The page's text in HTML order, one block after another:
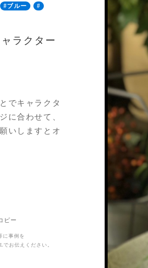
#ブルー
#
ラクター
でキャラクタ
に合わせて、
いしますとオ
お花を通じて
ピー
に事例を
でお伝えください。